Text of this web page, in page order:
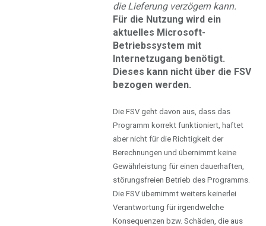
die Lieferung verzögern kann.
Für die Nutzung wird ein
aktuelles Microsoft-
Betriebssystem mit
Internetzugang benötigt.
Dieses kann nicht über die FSV
bezogen werden.
Die FSV geht davon aus, dass das
Programm korrekt funktioniert, haftet
aber nicht für die Richtigkeit der
Berechnungen und übernimmt keine
Gewährleistung für einen dauerhaften,
störungsfreien Betrieb des Programms.
Die FSV übernimmt weiters keinerlei
Verantwortung für irgendwelche
Konsequenzen bzw. Schäden, die aus